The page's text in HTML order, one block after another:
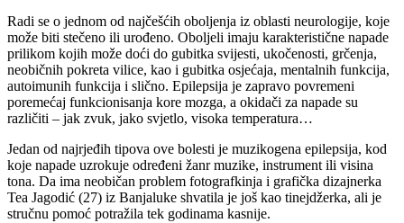
Radi se o jednom od najčešćih oboljenja iz oblasti neurologije, koje
može biti stečeno ili urođeno. Oboljeli imaju karakteristične napade
prilikom kojih može doći do gubitka svijesti, ukočenosti, grčenja,
neobičnih pokreta vilice, kao i gubitka osjećaja, mentalnih funkcija,
autoimunih funkcija i slično. Epilepsija je zapravo povremeni
poremećaj funkcionisanja kore mozga, a okidači za napade su
različiti – jak zvuk, jako svjetlo, visoka temperatura…
Jedan od najrjeđih tipova ove bolesti je muzikogena epilepsija, kod
koje napade uzrokuje određeni žanr muzike, instrument ili visina
tona. Da ima neobičan problem fotografkinja i grafička dizajnerka
Tea Jagodić (27) iz Banjaluke shvatila je još kao tinejdžerka, ali je
stručnu pomoć potražila tek godinama kasnije.